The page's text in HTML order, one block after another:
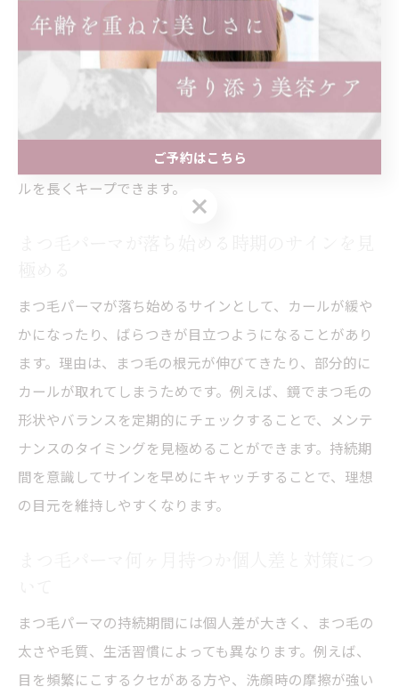
重要です。例えば、施術直後24時間はまつ毛に水分を与
えない、オイルフリーのクレンジングを使うなどが挙げ
られます。また、専用のまつ毛美容液を使用し、まつ毛
のダメージを最小限に抑えるのも効果的です。八事日赤
駅周辺のサロンでは、こうした具体的なホームケア方法
を丁寧に案内しているため、実践することで美しいカー
ルを長くキープできます。
まつ毛パーマが落ち始めるサインとして、カールが緩や
かになったり、ばらつきが目立つようになることがあり
ます。理由は、まつ毛の根元が伸びてきたり、部分的に
カールが取れてしまうためです。例えば、鏡でまつ毛の
形状やバランスを定期的にチェックすることで、メンテ
ナンスのタイミングを見極めることができます。持続期
間を意識してサインを早めにキャッチすることで、理想
の目元を維持しやすくなります。
まつ毛パーマの持続期間には個人差が大きく、まつ毛の
太さや毛質、生活習慣によっても異なります。例えば、
目を頻繁にこするクセがある方や、洗顔時の摩擦が強い
ご予約はこちら
ご予約はこちら